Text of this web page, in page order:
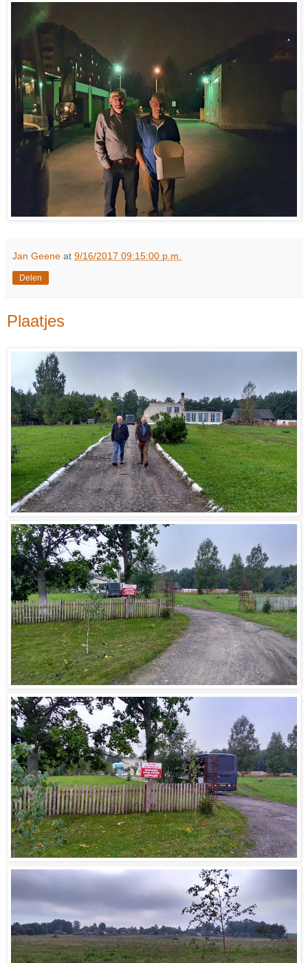
Jan Geene at 9/16/2017 09:15:00 p.m.
Delen
Plaatjes